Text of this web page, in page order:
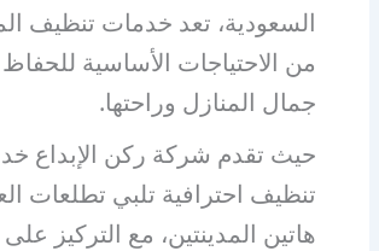
السعودية، تعد خدمات تنظيف
من الاحتياجات الأساسية
جمال المنازل وراحتها.
حيث تقدم شركة ركن الإبداع
تنظيف احترافية تلبي تطلعات
هاتين المدينتين، مع التركيز